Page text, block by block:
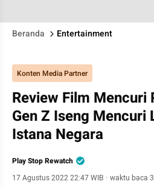
Beranda Entertainment
Konten Media Partner
Review Film Mencuri
Gen Z Iseng Mencuri
Istana Negara
Play Stop Rewatch
17 Agustus 2022 22:47 WIB · waktu baca